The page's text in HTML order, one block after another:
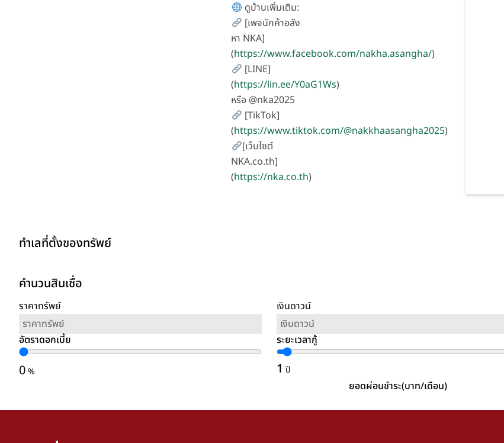
ดูบ้านเพิ่มเติม:
[เพจนักค้าอสัง
หา NKA]
(https://www.facebook.com/nakha.asangha/)
[LINE]
(https://lin.ee/Y0aG1Ws)
หรือ @nka2025
[TikTok]
(https://www.tiktok.com/@nakkhaasangha2025)
[เว็บไซต์
NKA.co.th]
(https://nka.co.th)
ทำเลที่ตั้งของทรัพย์
คำนวนสินเชื่อ
ราคาทรัพย์ เงินดาวน์
อัตราดอกเบี้ย
0%
ระยะเวลากู้
1 ปี
ยอดผ่อนชำระ(บาท/เดือน)